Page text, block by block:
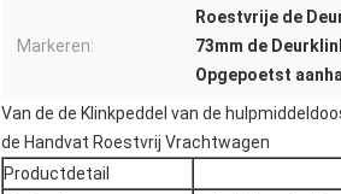
Markeren:
Roestvrije de
73mm de
Opgepoetst
Van de de Klinkpeddel van de
de Handvat Roestvrij Vrachtwagen
Productdetail